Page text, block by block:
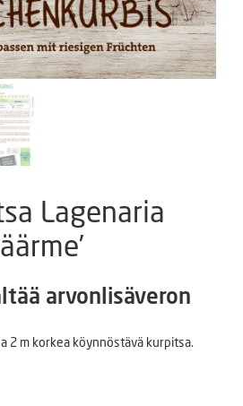
Lagenaria
arvonlisäveron
2 m korkea köynnöstävä kurpitsa.